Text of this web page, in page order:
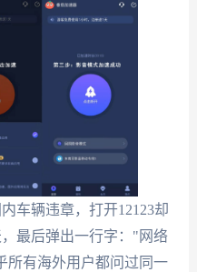
车辆违章，打开12123却
最后弹出一行字："网络
所有海外用户都问过同一